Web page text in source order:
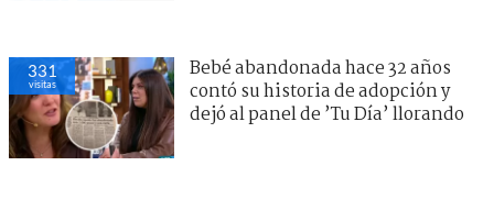
331
visitas
Bebé abandonada hace 32 años
contó su historia de adopción y
dejó al panel de ’Tu Día’ llorando